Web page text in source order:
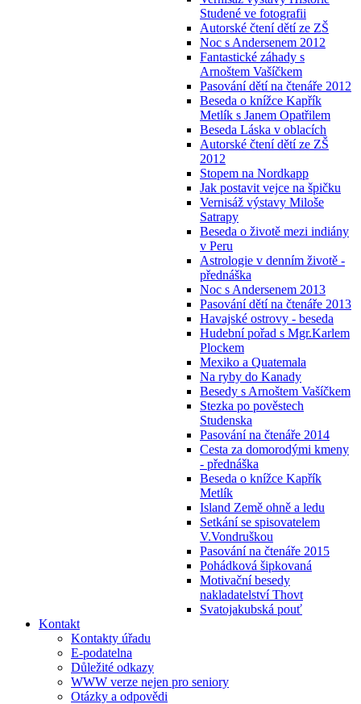
Studené ve fotografii
Autorské čtení dětí ze ZŠ
Noc s Andersenem 2012
Fantastické záhady s
Arnoštem Vašíčkem
Pasování dětí na čtenáře 2012
Beseda o knížce Kapřík
Metlík s Janem Opatřilem
Beseda Láska v oblacích
Autorské čtení dětí ze ZŠ
2012
Stopem na Nordkapp
Jak postavit vejce na špičku
Vernisáž výstavy Miloše
Satrapy
Beseda o životě mezi indiány
v Peru
Astrologie v denním životě -
přednáška
Noc s Andersenem 2013
Pasování dětí na čtenáře 2013
Havajské ostrovy - beseda
Hudební pořad s Mgr.Karlem
Plockem
Mexiko a Quatemala
Na ryby do Kanady
Besedy s Arnoštem Vašíčkem
Stezka po pověstech
Studenska
Pasování na čtenáře 2014
Cesta za domorodými kmeny
- přednáška
Beseda o knížce Kapřík
Metlík
Island Země ohně a ledu
Setkání se spisovatelem
V.Vondruškou
Pasování na čtenáře 2015
Pohádková šipkovaná
Motivační besedy
nakladatelství Thovt
Svatojakubská pouť
Kontakt
Kontakty úřadu
E-podatelna
Důležité odkazy
WWW verze nejen pro seniory
Otázky a odpovědi